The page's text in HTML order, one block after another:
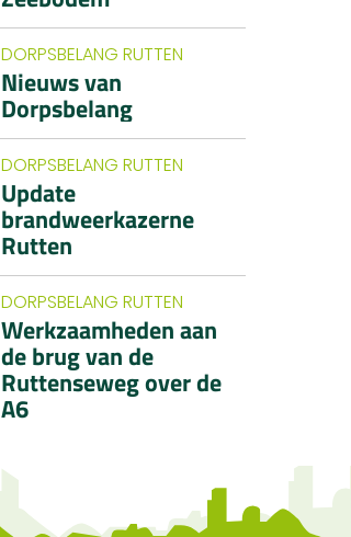
DORPSBELANG RUTTEN
Nieuws van
Dorpsbelang
DORPSBELANG RUTTEN
Update
brandweerkazerne
Rutten
DORPSBELANG RUTTEN
Werkzaamheden aan
de brug van de
Ruttenseweg over de
A6